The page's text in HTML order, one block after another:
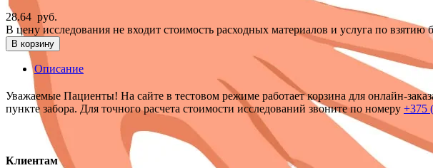
28.64 руб.
В цену исследования не входит стоимость расходных материалов и услуга по взятию
В корзину
Описание
Уважаемые Пациенты! На сайте в тестовом режиме работает корзина для онлайн-
пункте забора. Для точного расчета стоимости исследований звоните по номеру +375
Клиентам